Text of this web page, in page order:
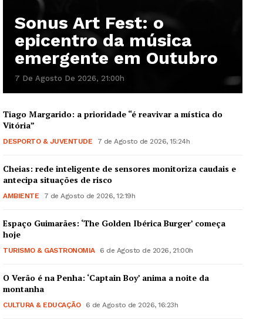
Guimarães, agora!
SUBSCREVA JÁ!
Institucional
Artigos
Edição Digital
Grande Entrevista
Publicidade
Sonus Art Fest: o
epicentro da música
emergente em Outubro
7 De Agosto De 2026, 21:00h
Tiago Margarido: a prioridade “é reavivar a mística do
Vitória”
DESPORTO & JUVENTUDE 7 de Agosto de 2026, 15:24h
Cheias: rede inteligente de sensores monitoriza caudais e
antecipa situações de risco
AMBIENTE 7 de Agosto de 2026, 12:19h
Espaço Guimarães: ‘The Golden Ibérica Burger’ começa
hoje
TURISMO & GASTRONOMIA 6 de Agosto de 2026, 21:00h
O Verão é na Penha: ‘Captain Boy’ anima a noite da
montanha
CULTURA & EDUCAÇÃO 6 de Agosto de 2026, 16:23h